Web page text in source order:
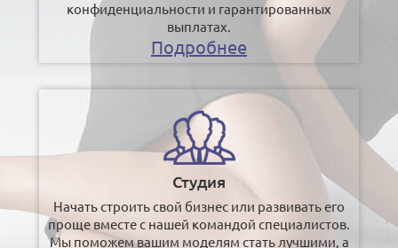
конфиденциальности и гарантированных
выплатах.
Подробнее
Студия
Начать строить свой бизнес или развивать его
проще вместе с нашей командой специалистов.
Мы поможем вашим моделям стать лучшими, а